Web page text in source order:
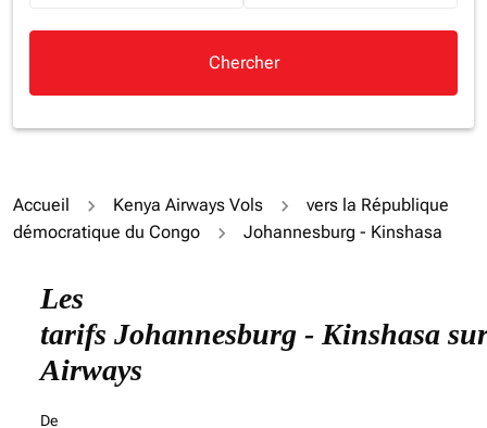
Chercher
Accueil Kenya Airways Vols
vers la République
démocratique du Congo
Johannesburg - Kinshasa
Les
tarifs Johannesburg - Kinshasa
Airways
De